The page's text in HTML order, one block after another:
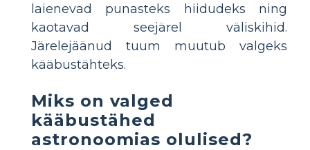
laienevad punasteks hiidudeks ning
kaotavad seejärel väliskihid.
Järelejäänud tuum muutub valgeks
kääbustähteks.
Miks on valged
kääbustähed
astronoomias olulised?